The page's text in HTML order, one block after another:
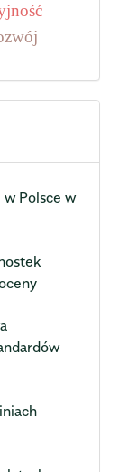
Polsce w